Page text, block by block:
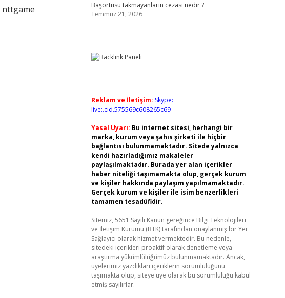
nttgame
Başörtüsü takmayanların cezası nedir ?
Temmuz 21, 2026
Reklam ve İletişim: Skype:
live:.cid.575569c608265c69
Yasal Uyarı: Bu internet sitesi, herhangi bir
marka, kurum veya şahıs şirketi ile hiçbir
bağlantısı bulunmamaktadır. Sitede yalnızca
kendi hazırladığımız makaleler
paylaşılmaktadır. Burada yer alan içerikler
haber niteliği taşımamakta olup, gerçek kurum
ve kişiler hakkında paylaşım yapılmamaktadır.
Gerçek kurum ve kişiler ile isim benzerlikleri
tamamen tesadüfidir.
Sitemiz, 5651 Sayılı Kanun gereğince Bilgi Teknolojileri
ve İletişim Kurumu (BTK) tarafından onaylanmış bir Yer
Sağlayıcı olarak hizmet vermektedir. Bu nedenle,
sitedeki içerikleri proaktif olarak denetleme veya
araştırma yükümlülüğümüz bulunmamaktadır. Ancak,
üyelerimiz yazdıkları içeriklerin sorumluluğunu
taşımakta olup, siteye üye olarak bu sorumluluğu kabul
etmiş sayılırlar.